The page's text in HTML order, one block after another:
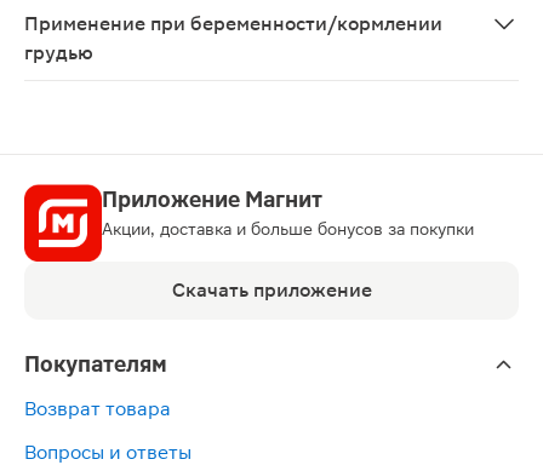
Применение при беременности/кормлении
грудью
Приложение Магнит
Акции, доставка и больше бонусов за покупки
Скачать приложение
Покупателям
Возврат товара
Вопросы и ответы